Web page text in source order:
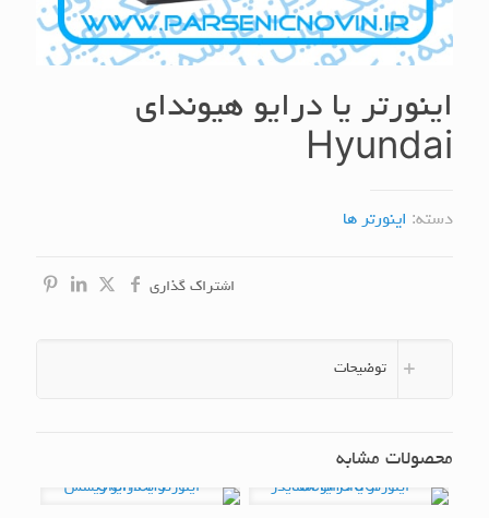
اینورتر یا درایو هیوندای
Hyundai
دسته: اینورتر ها
اشتراک گذاری
توضیحات
محصولات مشابه